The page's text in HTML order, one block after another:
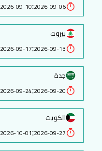
2026-09-06
:
2026-09-10
بيروت
2026-09-13
:
2026-09-17
جدة
2026-09-20
:
2026-09-24
الكويت
2026-09-27
:
2026-10-01